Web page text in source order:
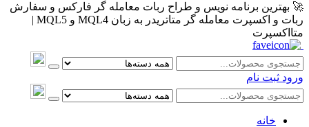
🚀 بهترین برنامه نویس و طراح ربات معامله گر فارکس و سفارش
ربات و اکسپرت معامله گر متاتریدر به زبان MQL4 و MQL5 |
متااکسپرت
ورود ثبت نام
خانه